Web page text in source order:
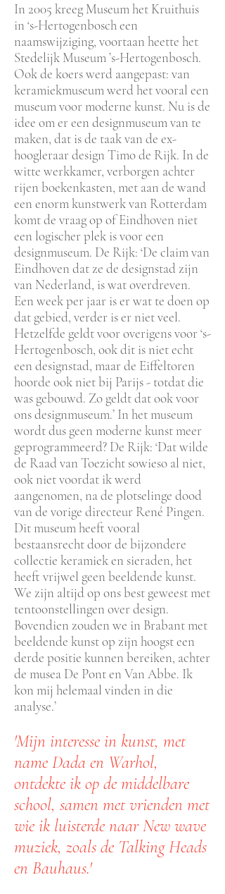
In 2005 kreeg Museum het Kruithuis
in ‘s-Hertogenbosch een
naamswijziging, voortaan heette het
Stedelijk Museum ’s-Hertogenbosch.
Ook de koers werd aangepast: van
keramiekmuseum werd het vooral een
museum voor moderne kunst. Nu is de
idee om er een designmuseum van te
maken, dat is de taak van de ex-
hoogleraar design Timo de Rijk. In de
witte werkkamer, verborgen achter
rijen boekenkasten, met aan de wand
een enorm kunstwerk van Rotterdam
komt de vraag op of Eindhoven niet
een logischer plek is voor een
designmuseum. De Rijk: ‘De claim van
Eindhoven dat ze de designstad zijn
van Nederland, is wat overdreven.
Een week per jaar is er wat te doen op
dat gebied, verder is er niet veel.
Hetzelfde geldt voor overigens voor ‘s-
Hertogenbosch, ook dit is niet echt
een designstad, maar de Eiffeltoren
hoorde ook niet bij Parijs - totdat die
was gebouwd. Zo geldt dat ook voor
ons designmuseum.’ In het museum
wordt dus geen moderne kunst meer
geprogrammeerd? De Rijk: ‘Dat wilde
de Raad van Toezicht sowieso al niet,
ook niet voordat ik werd
aangenomen, na de plotselinge dood
van de vorige directeur René Pingen.
Dit museum heeft vooral
bestaansrecht door de bijzondere
collectie keramiek en sieraden, het
heeft vrijwel geen beeldende kunst.
We zijn altijd op ons best geweest met
tentoonstellingen over design.
Bovendien zouden we in Brabant met
beeldende kunst op zijn hoogst een
derde positie kunnen bereiken, achter
de musea De Pont en Van Abbe. Ik
kon mij helemaal vinden in die
analyse.’
'Mijn interesse in kunst, met
name Dada en Warhol,
ontdekte ik op de middelbare
school, samen met vrienden met
wie ik luisterde naar New wave
muziek, zoals de Talking Heads
en Bauhaus.'